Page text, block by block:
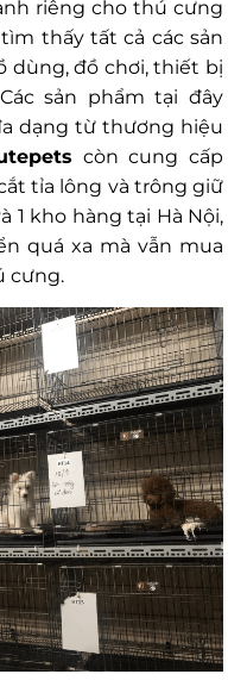
riêng cho thú cưng
thấy tất cả các sản
dùng, đồ chơi, thiết bị
sản phẩm tại đây
dạng từ thương hiệu
còn cung cấp
tỉa lông và trông giữ
1 kho hàng tại Hà Nội,
quá xa mà vẫn mua
cưng.